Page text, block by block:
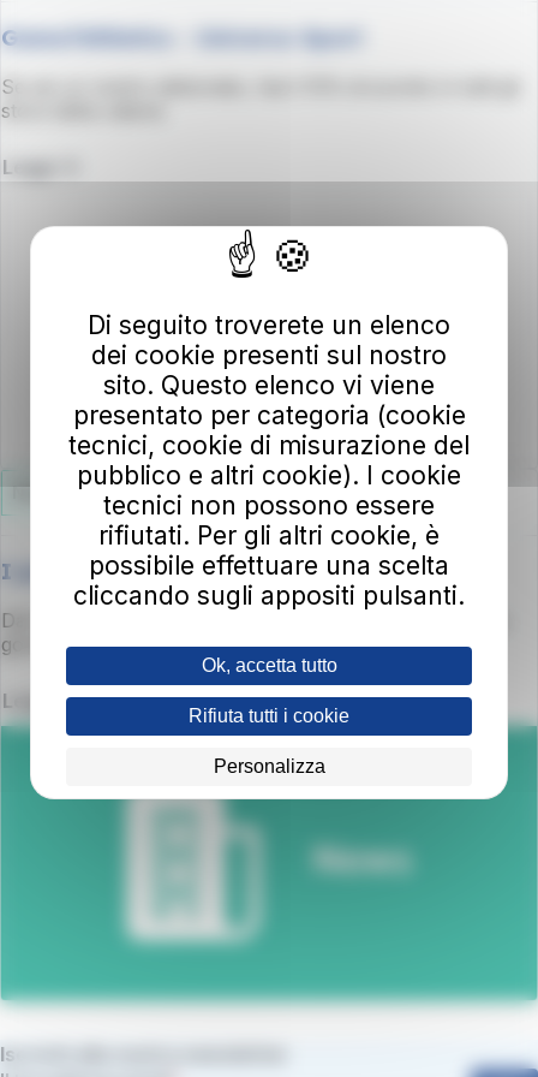
Game7Athletics - Universo Sport
Se sei un nostro abbonato, hai il 10% di sconto in tutti gli
store della catena
Leggi
News da AT 04/10/2022
I passeggeri al centro dell'attenzione
Dal 1° novembre 2021 gestiamo il trasporto pubblico su
gomma della Toscana.
Leggi
Iscriviti alla nostra newsletter
Di seguito troverete un elenco
dei cookie presenti sul nostro
sito. Questo elenco vi viene
presentato per categoria (cookie
tecnici, cookie di misurazione del
pubblico e altri cookie). I cookie
tecnici non possono essere
rifiutati. Per gli altri cookie, è
possibile effettuare una scelta
cliccando sugli appositi pulsanti.
Ok, accetta tutto
Rifiuta tutti i cookie
Personalizza